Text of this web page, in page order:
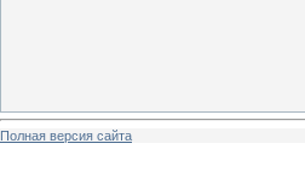
Полная версия сайта